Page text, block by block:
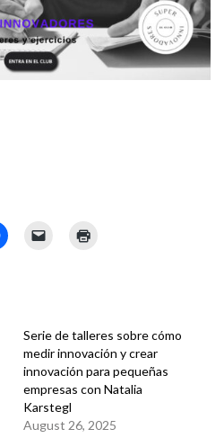
Serie de talleres sobre cómo
medir innovación y crear
innovación para pequeñas
empresas con Natalia
Karstegl
August 26, 2025